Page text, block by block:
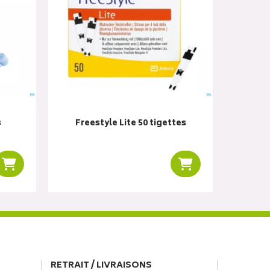
Ajouter au panier
Freestyle Lite 50 tigettes
Ajouter au panier
RETRAIT / LIVRAISONS